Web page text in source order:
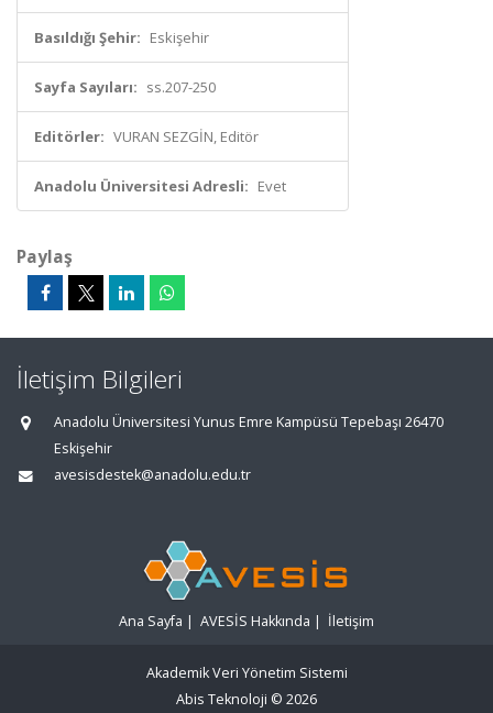
Basıldığı Şehir: Eskişehir
Sayfa Sayıları: ss.207-250
Editörler: VURAN SEZGİN, Editör
Anadolu Üniversitesi Adresli: Evet
Paylaş
İletişim Bilgileri
Anadolu Üniversitesi Yunus Emre Kampüsü Tepebaşı 26470
Eskişehir
avesisdestek@anadolu.edu.tr
Ana Sayfa | AVESİS Hakkında | İletişim
Akademik Veri Yönetim Sistemi
Abis Teknoloji © 2026